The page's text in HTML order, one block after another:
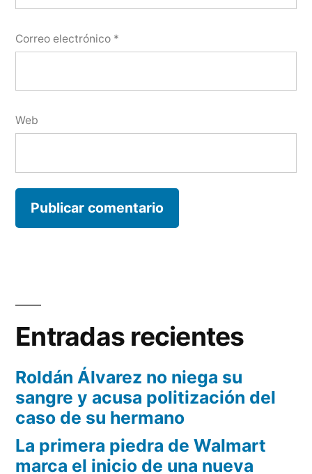
Correo electrónico *
Web
Entradas recientes
Roldán Álvarez no niega su
sangre y acusa politización del
caso de su hermano
La primera piedra de Walmart
marca el inicio de una nueva